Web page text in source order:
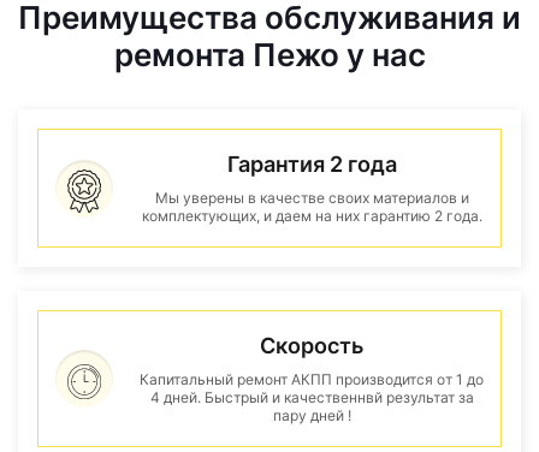
Преимущества обслуживания и
ремонта Пежо у нас
Гарантия 2 года
Мы уверены в качестве своих материалов и
комплектующих, и даем на них гарантию 2 года.
Скорость
Капитальный ремонт АКПП производится от 1 до
4 дней. Быстрый и качественнвй результат за
пару дней !